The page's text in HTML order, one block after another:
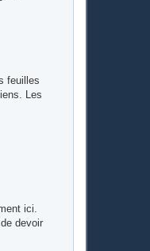
feuilles
Les
ici.
devoir